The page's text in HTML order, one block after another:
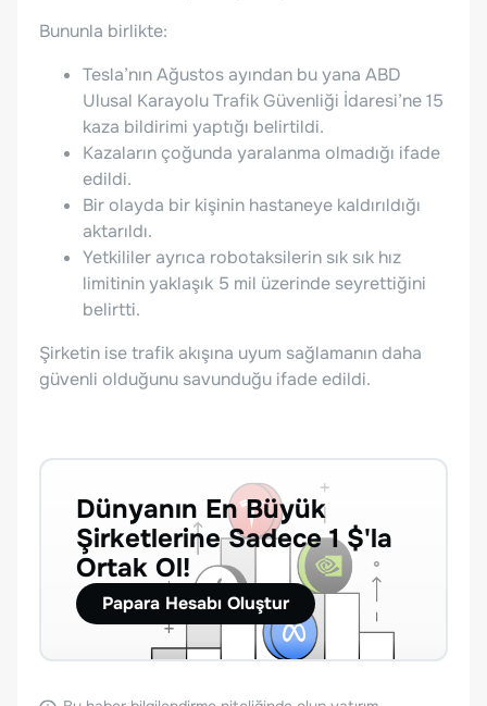
Bununla birlikte:
Tesla’nın Ağustos ayından bu yana ABD
Ulusal Karayolu Trafik Güvenliği İdaresi’ne 15
kaza bildirimi yaptığı belirtildi.
Kazaların çoğunda yaralanma olmadığı ifade
edildi.
Bir olayda bir kişinin hastaneye kaldırıldığı
aktarıldı.
Yetkililer ayrıca robotaksilerin sık sık hız
limitinin yaklaşık 5 mil üzerinde seyrettiğini
belirtti.
Şirketin ise trafik akışına uyum sağlamanın daha
güvenli olduğunu savunduğu ifade edildi.
Dünyanın En Büyük
Şirketlerine Sadece 1 $'la
Ortak Ol!
Papara Hesabı Oluştur